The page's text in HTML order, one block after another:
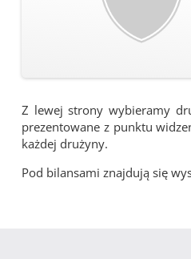
Z lewej strony wybieramy
prezentowane z punktu
każdej drużyny.
Pod bilansami znajdują się